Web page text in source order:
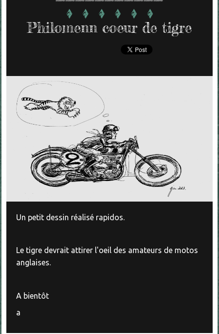
Philomenn coeur de tigre
Un petit dessin réalisé rapidos.
Le tigre devrait attirer l'oeil des amateurs de motos
anglaises.
A bientôt
a